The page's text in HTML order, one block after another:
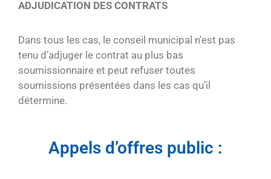
ADJUDICATION DES CONTRATS
Dans tous les cas, le conseil municipal n’est pas
tenu d’adjuger le contrat au plus bas
soumissionnaire et peut refuser toutes
soumissions présentées dans les cas qu’il
détermine.
Appels d’offres public :